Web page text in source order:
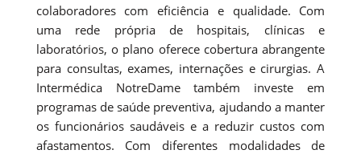
colaboradores com eficiência e qualidade. Com
uma rede própria de hospitais, clínicas e
laboratórios, o plano oferece cobertura abrangente
para consultas, exames, internações e cirurgias. A
Intermédica NotreDame também investe em
programas de saúde preventiva, ajudando a manter
os funcionários saudáveis e a reduzir custos com
afastamentos. Com diferentes modalidades de